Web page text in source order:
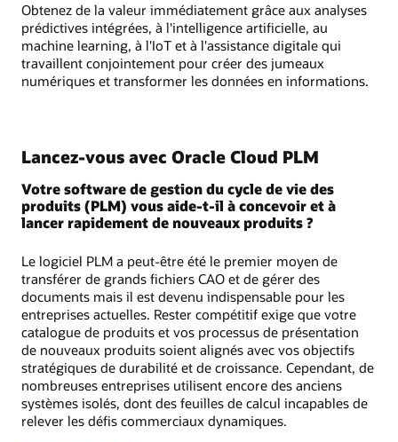
Obtenez de la valeur immédiatement grâce aux analyses
prédictives intégrées, à l'intelligence artificielle, au
machine learning, à l'IoT et à l'assistance digitale qui
travaillent conjointement pour créer des jumeaux
numériques et transformer les données en informations.
Lancez-vous avec Oracle Cloud PLM
Votre software de gestion du cycle de vie des
produits (PLM) vous aide-t-il à concevoir et à
lancer rapidement de nouveaux produits ?
Le logiciel PLM a peut-être été le premier moyen de
transférer de grands fichiers CAO et de gérer des
documents mais il est devenu indispensable pour les
entreprises actuelles. Rester compétitif exige que votre
catalogue de produits et vos processus de présentation
de nouveaux produits soient alignés avec vos objectifs
stratégiques de durabilité et de croissance. Cependant, de
nombreuses entreprises utilisent encore des anciens
systèmes isolés, dont des feuilles de calcul incapables de
relever les défis commerciaux dynamiques.